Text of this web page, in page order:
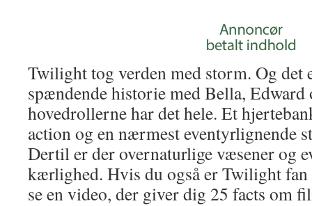
Twilight tog verden med storm. Og det
spændende historie med Bella, Edward
hovedrollerne har det hele. Et
action og en nærmest eventyrlignende
Dertil er der overnaturlige væsener og
kærlighed. Hvis du også er Twilight fan
se en video, der giver dig 25 facts om